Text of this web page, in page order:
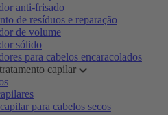
anti-frisado
de resíduos e reparação
de volume
sólido
para cabelos encaracolados
capilar
para cabelos secos